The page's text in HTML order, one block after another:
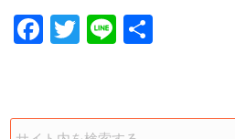
Facebook
Twitter
Line